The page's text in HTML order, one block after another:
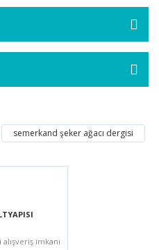
semerkand şeker ağacı dergisi
imkanı